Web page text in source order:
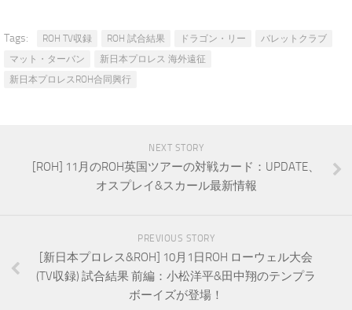
Tags: ROH TV収録 ROH 試合結果 ドラゴン・リー
バレットクラブ
マット・ターバン
新日本プロレス 海外遠征
新日本プロレスROH合同興行
NEXT STORY
[ROH] 11月のROH英国ツアーの対戦カード：UPDATE、
オスプレイ&スカール最新情報
PREVIOUS STORY
[新日本プロレス&ROH] 10月1日ROH ローウェル大会
(TV収録) 試合結果 前編：小松洋平&田中翔のテンプラ
ボーイズが登場！